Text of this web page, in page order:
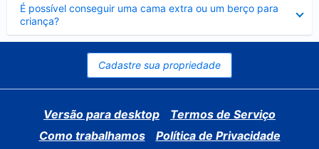
É possível conseguir uma cama extra ou um berço para
criança?
Cadastre sua propriedade
Versão para desktop
Termos de Serviço
Como trabalhamos
Política de Privacidade